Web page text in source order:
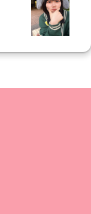
カウント
カウント公式アカウント
んFacebook公式アカウン
ーみんYouTube公式アカ